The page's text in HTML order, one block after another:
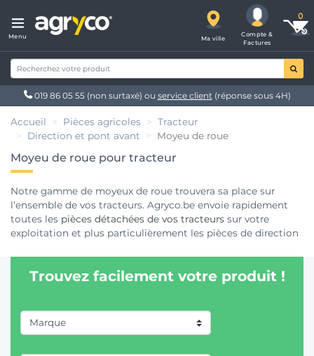
Menu Ma ville
Compte &
Factures
019 86 05 55 (non surtaxé) ou service client(réponse sous 4H)
Accueil Pièces agricoles
Tracteur
Direction et pont avant
Moyeu de roue
Moyeu de roue pour tracteur
Notre gamme de moyeux de roue trouvera sa place sur
l’ensemble de vos tracteurs. Agryco.be envoie rapidement
toutes les pièces détachées de vos tracteurs sur votre
exploitation et plus particulièrement les pièces de direction
une équipe d’experts agricoles vous répondra au
03.52.99.00.00
Trouvez facilement votre produit !
Marque